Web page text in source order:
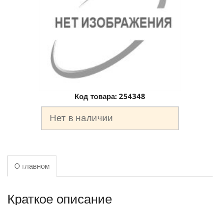
Код товара: 254348
Нет в наличии
О главном
Краткое описание